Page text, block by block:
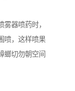
器喷药时，
喷，这样喷果
螂切勿朝空间